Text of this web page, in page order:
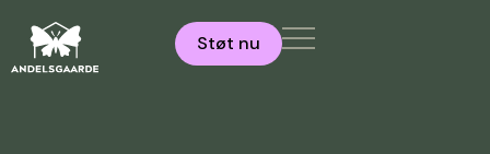
Støt nu